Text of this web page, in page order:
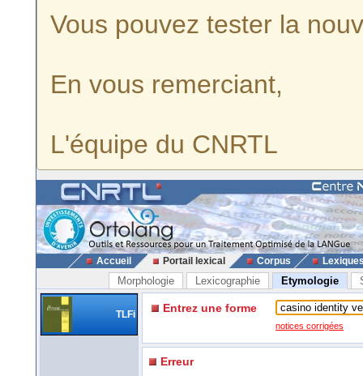
Vous pouvez tester la
En vous remerciant,
L'équipe du CNRTL
Accueil Portail lexical Corpus
Morphologie Lexicographie Etymologie
TLFi Entrez une forme
notices corrigées
Erreur